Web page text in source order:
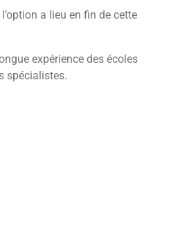
a lieu en fin de cette
expérience des écoles
spécialistes.